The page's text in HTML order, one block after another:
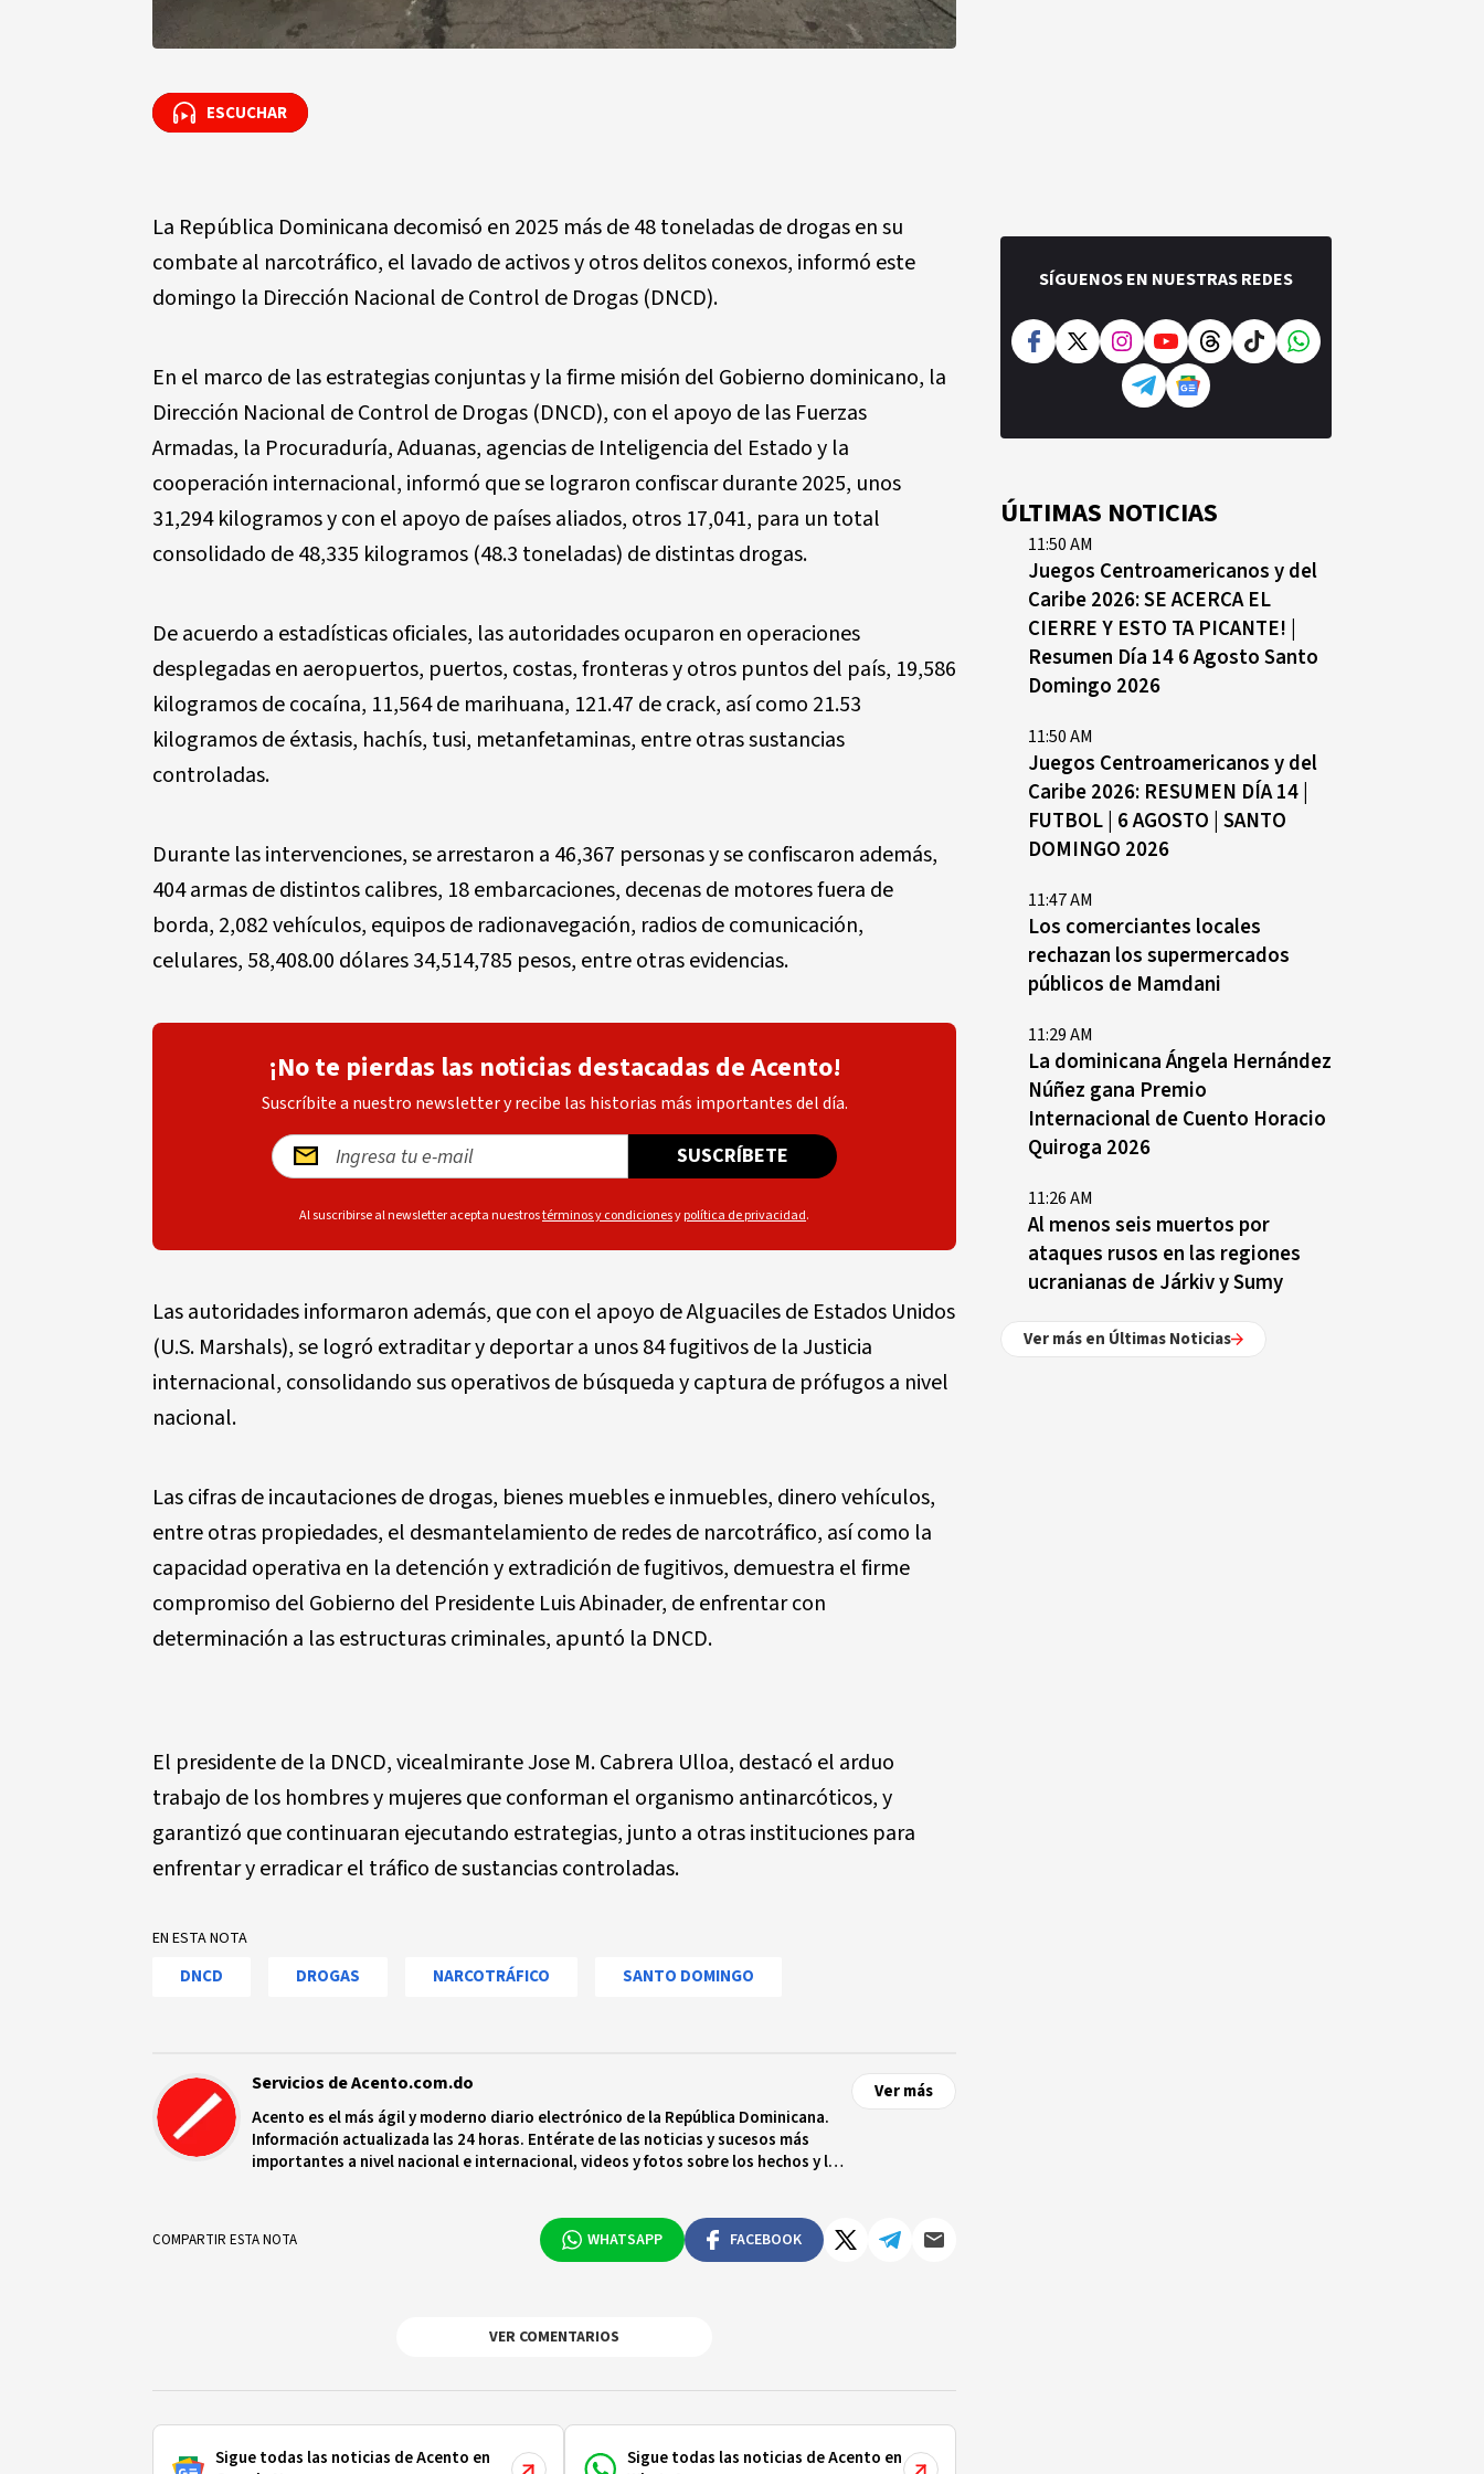
ESCUCHAR
ESCUCHAR
La República Dominicana decomisó en 2025 más de 48 toneladas de drogas en su
combate al narcotráfico, el lavado de activos y otros delitos conexos, informó este
domingo la Dirección Nacional de Control de Drogas (DNCD).
En el marco de las estrategias conjuntas y la firme misión del Gobierno dominicano, la
Dirección Nacional de Control de Drogas (DNCD), con el apoyo de las Fuerzas
Armadas, la Procuraduría, Aduanas, agencias de Inteligencia del Estado y la
cooperación internacional, informó que se lograron confiscar durante 2025, unos
31,294 kilogramos y con el apoyo de países aliados, otros 17,041, para un total
consolidado de 48,335 kilogramos (48.3 toneladas) de distintas drogas.
De acuerdo a estadísticas oficiales, las autoridades ocuparon en operaciones
desplegadas en aeropuertos, puertos, costas, fronteras y otros puntos del país, 19,586
kilogramos de cocaína, 11,564 de marihuana, 121.47 de crack, así como 21.53
kilogramos de éxtasis, hachís, tusi, metanfetaminas, entre otras sustancias
controladas.
Durante las intervenciones, se arrestaron a 46,367 personas y se confiscaron además,
404 armas de distintos calibres, 18 embarcaciones, decenas de motores fuera de
borda, 2,082 vehículos, equipos de radionavegación, radios de comunicación,
celulares, 58,408.00 dólares 34,514,785 pesos, entre otras evidencias.
¡No te pierdas las noticias destacadas de Acento!
Suscríbite a nuestro newsletter y recibe las historias más importantes del día.
SUSCRÍBETE
Al suscribirse al newsletter acepta nuestrostérminos y condicionesypolítica de privacidad.
Las autoridades informaron además, que con el apoyo de Alguaciles de Estados Unidos
(U.S. Marshals), se logró extraditar y deportar a unos 84 fugitivos de la Justicia
internacional, consolidando sus operativos de búsqueda y captura de prófugos a nivel
nacional.
Las cifras de incautaciones de drogas, bienes muebles e inmuebles, dinero vehículos,
entre otras propiedades, el desmantelamiento de redes de narcotráfico, así como la
capacidad operativa en la detención y extradición de fugitivos, demuestra el firme
compromiso del Gobierno del Presidente Luis Abinader, de enfrentar con
determinación a las estructuras criminales, apuntó la DNCD.
El presidente de la DNCD, vicealmirante Jose M. Cabrera Ulloa, destacó el arduo
trabajo de los hombres y mujeres que conforman el organismo antinarcóticos, y
garantizó que continuaran ejecutando estrategias, junto a otras instituciones para
enfrentar y erradicar el tráfico de sustancias controladas.
EN ESTA NOTA
DNCD DROGAS NARCOTRÁFICO SANTO DOMINGO
Servicios de Acento.com.do
Acento es el más ágil y moderno diario electrónico de la República Dominicana.
Información actualizada las 24 horas. Entérate de las noticias y sucesos más
importantes a nivel nacional e internacional, videos y fotos sobre los hechos y los
Ver más
COMPARTIR ESTA NOTA WHATSAPP FACEBOOK
VER COMENTARIOS
Sigue todas las noticias de Acento en
Sigue todas las noticias de Acento en
SÍGUENOS EN NUESTRAS REDES
ÚLTIMAS NOTICIAS
11:50 AM
Juegos Centroamericanos y del
Caribe 2026: SE ACERCA EL
CIERRE Y ESTO TA PICANTE! |
Resumen Día 14 6 Agosto Santo
Domingo 2026
11:50 AM
Juegos Centroamericanos y del
Caribe 2026: RESUMEN DÍA 14 |
FUTBOL | 6 AGOSTO | SANTO
DOMINGO 2026
11:47 AM
Los comerciantes locales
rechazan los supermercados
públicos de Mamdani
11:29 AM
La dominicana Ángela Hernández
Núñez gana Premio
Internacional de Cuento Horacio
Quiroga 2026
11:26 AM
Al menos seis muertos por
ataques rusos en las regiones
ucranianas de Járkiv y Sumy
Ver más en Últimas Noticias